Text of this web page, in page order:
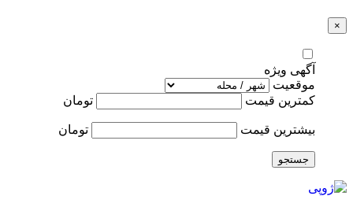
×
آگهی ویژه
موقعیت
کمترین قیمت
تومان
بیشترین قیمت تومان
جستجو